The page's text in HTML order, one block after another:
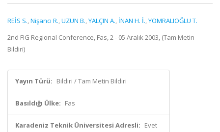
REİS S.,Nişancı R.,UZUN B.,YALÇIN A., İNAN H. İ.,YOMRALIOĞLU T.
2nd FIG Regional Conference, Fas, 2 - 05 Aralık 2003, (Tam Metin
Bildiri)
Yayın Türü: Bildiri / Tam Metin Bildiri
Basıldığı Ülke: Fas
Karadeniz Teknik Üniversitesi Adresli: Evet